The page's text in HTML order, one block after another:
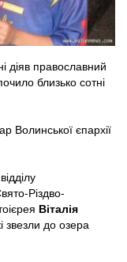
діяв православний
близько сотні
Волинської єпархії
Різдво-
Віталія
звезли до озера